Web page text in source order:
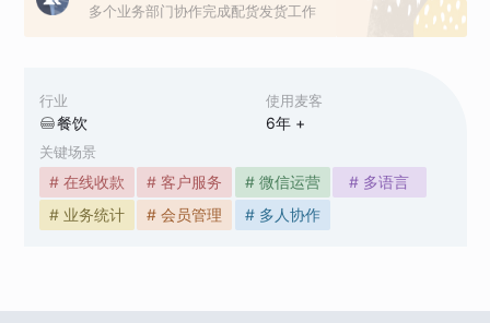
行业
餐饮
使用麦客
6年 +
关键场景
# 在线收款 # 客户服务 # 微信运营
# 多语言
# 业务统计
# 会员管理 # 多人协作
多个业务部门协作完成配货发货工作